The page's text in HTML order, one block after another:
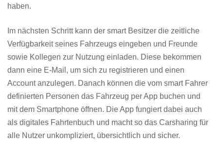
haben.
Im nächsten Schritt kann der smart Besitzer die zeitliche
Verfügbarkeit seines Fahrzeugs eingeben und Freunde
sowie Kollegen zur Nutzung einladen. Diese bekommen
dann eine E-Mail, um sich zu registrieren und einen
Account anzulegen. Danach können die vom smart Fahrer
definierten Personen das Fahrzeug per App buchen und
mit dem Smartphone öffnen. Die App fungiert dabei auch
als digitales Fahrtenbuch und macht so das Carsharing für
alle Nutzer unkompliziert, übersichtlich und sicher.